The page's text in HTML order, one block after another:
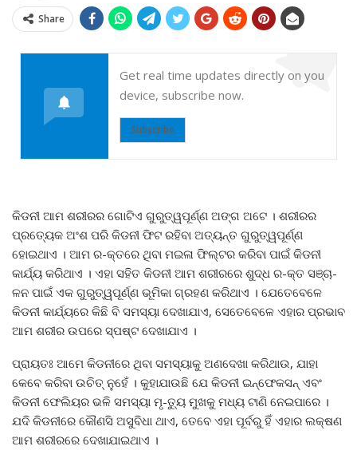
Share
Get real time updates directly on you
device, subscribe now.
Subscribe
କିଡନୀ ଆମ ଶରୀରର ଗୋଟିଏ ଗୁରୁତ୍ୱପୂର୍ଣ୍ଣ ଅଙ୍ଗ ଅଟେ । ଶରୀରର
ପ୍ରତ୍ୟେକ ଅଂଶ ପରି କିଡନୀ ଫିଟ ରହିବା ଅତ୍ୟନ୍ତ ଗୁରୁତ୍ୱପୂର୍ଣ୍ଣ
ହୋଇଥାଏ । ଆମ ର-କ୍ତରେ ଥିବା ମଇଳା ଫିଲ୍ଟର କରିବା ପାଇଁ କିଡନୀ
କାର୍ଯ୍ୟ କରିଥାଏ । ଏହା ସହିତ କିଡନୀ ଆମ ଶରୀରରେ ଶୁଦ୍ଧ ର-କ୍ତ ସଞ୍ଚା-
ଳନ ପାଇଁ ଏକ ଗୁରୁତ୍ୱପୂର୍ଣ୍ଣ ଭୂମିକା ଗ୍ରହଣ କରିଥାଏ । ଯେତେବେଳେ
କିଡନୀ କାର୍ଯ୍ୟରେ କିଛି ବି ସମସ୍ୟା ଦେଖାଯାଏ, ସେତେବେଳେ ଏହାର ପ୍ରଭାବ
ଆମ ଶରୀର ଉପରେ ସ୍ପଷ୍ଟ ଦେଖାଯାଏ ।
ପ୍ରାୟତଃ ଆମେ କିଡନୀରେ ଥିବା ସମସ୍ୟାକୁ ଅଣଦେଖା କରିଥାଉ, ଯାହା
କେବେ କରିବା ଉଚିତ୍ ନୁହେଁ । କୁହାଯାଉଛି ଯେ କିଡନୀ ଇନ୍ଫେକସନ୍ ଏବଂ
କିଡନୀ ଫେଲିୟର ଭଳି ସମସ୍ୟା ମୃ-ତ୍ୟୁ ମୁଖକୁ ମଧ୍ୟ ଟାଣି ନେଇପାରେ ।
ଯଦି କିଡନୀରେ କୌଣସି ଅସୁବିଧା ଥାଏ, ତେବେ ଏହା ପୂର୍ବରୁ ହିଁ ଏହାର ଲକ୍ଷଣ
ଆମ ଶରୀରରେ ଦେଖାଯାଇଥାଏ ।